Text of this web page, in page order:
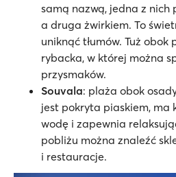
samą nazwą, jedna z nich
a druga żwirkiem. To
uniknąć tłumów. Tuż
rybacka, w której można
przysmaków.
Souvala: plaża obok
jest pokryta piaskiem, ma
wodę i zapewnia
pobliżu można znaleźć
i restauracje.